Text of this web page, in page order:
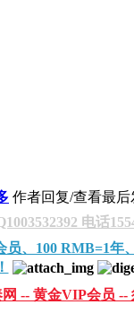
作者回复/查看最后
电话
员、100 RMB=1年
-- 黄金VIP会员 --